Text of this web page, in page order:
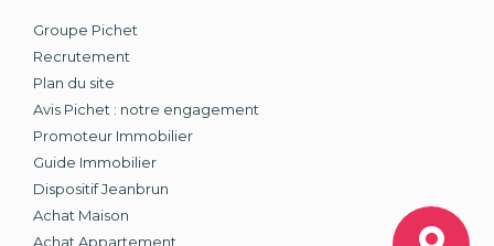
Groupe Pichet
Recrutement
Plan du site
Avis Pichet : notre engagement
Promoteur Immobilier
Guide Immobilier
Dispositif Jeanbrun
Achat Maison
Achat Appartement